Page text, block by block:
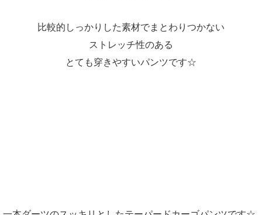
比較的しっかりした素材でまとわりつかない
ストレッチ性のある
とても穿きやすいパンツです☆